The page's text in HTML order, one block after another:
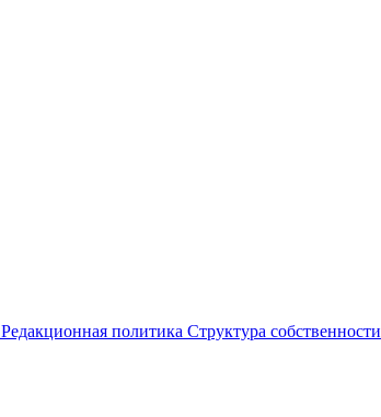
Редакционная политика Структура собственности